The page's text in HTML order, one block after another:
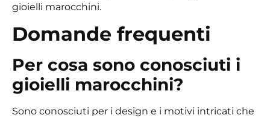
gioielli marocchini.
Domande frequenti
Per cosa sono conosciuti i
gioielli marocchini?
Sono conosciuti per i design e i motivi intricati che